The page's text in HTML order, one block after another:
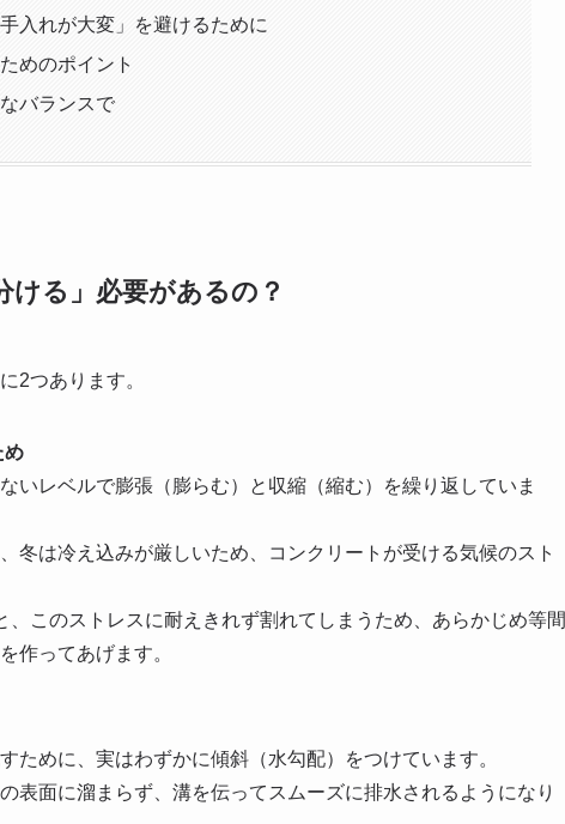
入れが大変」を避けるために
めのポイント
バランスで
る」必要があるの？
2つあります。
め
いレベルで膨張（膨らむ）と収縮（縮む）を繰り返していま
冬は冷え込みが厳しいため、コンクリートが受ける気候のスト
このストレスに耐えきれず割れてしまうため、あらかじめ等間
作ってあげます。
ために、実はわずかに傾斜（水勾配）をつけています。
表面に溜まらず、溝を伝ってスムーズに排水されるようになり